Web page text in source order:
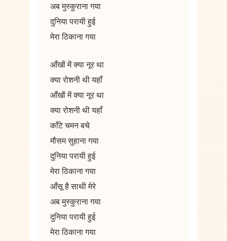
अब मुस्कुराना गया
दुनिया परायी हुई
मेरा ठिकाना गया
आँखों में क्या नूर था
क्या रोशनी थी यहाँ
आँखों में क्या नूर था
क्या रोशनी थी यहाँ
काँटे चमन बचे
मौसम सुहाना गया
दुनिया परायी हुई
मेरा ठिकाना गया
आँसू है साथी मेरे
अब मुस्कुराना गया
दुनिया परायी हुई
मेरा ठिकाना गया